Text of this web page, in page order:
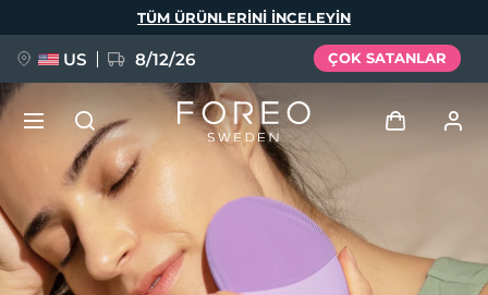
TÜM ÜRÜNLERINI INCELEYIN
US 8/12/26 ÇOK SATANLAR
Kullanici profi̇li̇
YENİ
BREAKING NEWS
Dil Seçimi